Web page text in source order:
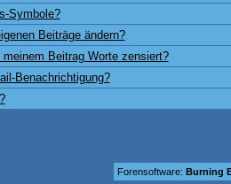
Symbole?
Beiträge ändern?
meinem Beitrag Worte zensiert?
Benachrichtigung?
Forensoftware: Burning